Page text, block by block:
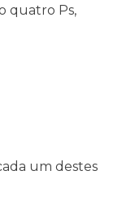
quatro Ps,
um destes